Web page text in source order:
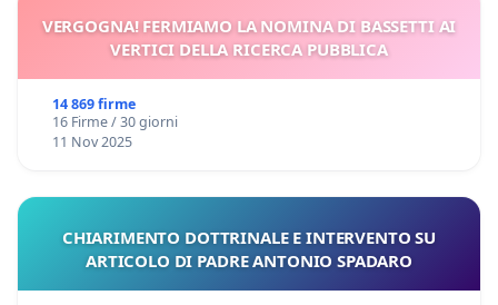
VERGOGNA! FERMIAMO LA NOMINA DI BASSETTI AI
VERTICI DELLA RICERCA PUBBLICA
14 869 firme
16 Firme / 30 giorni
11 Nov 2025
CHIARIMENTO DOTTRINALE E INTERVENTO SU
ARTICOLO DI PADRE ANTONIO SPADARO